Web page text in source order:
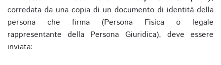
corredata da una copia di un documento di identità della
persona che firma (Persona Fisica o legale
rappresentante della Persona Giuridica), deve essere
inviata: